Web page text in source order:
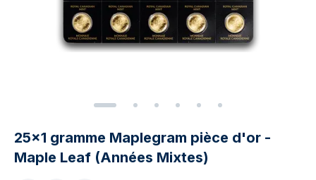
25x1 gramme Maplegram pièce d'or -
Maple Leaf (Années Mixtes)